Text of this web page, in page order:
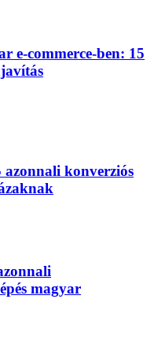
e-commerce-ben: 15
konverziós
magyar